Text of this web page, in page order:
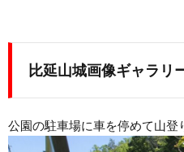
比延山城画像ギャラリ
公園の駐車場に車を停めて山登